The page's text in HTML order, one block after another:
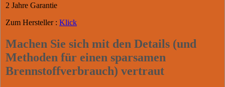
2 Jahre Garantie
Zum Hersteller : Klick
Machen Sie sich mit den Details (und
Methoden für einen sparsamen
Brennstoffverbrauch) vertraut